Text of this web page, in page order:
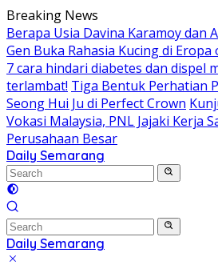
Skip
to
content
Breaking News
Berapa Usia Davina Karamoy dan
Gen Buka Rahasia Kucing di
7 cara hindari diabetes dan dispel
terlambat! Tiga Bentuk Perhatian
Seong Hui Ju di Perfect Crown
Vokasi Malaysia, PNL Jajaki Kerja
Perusahaan Besar
Daily Semarang
"Semarang
Hari
Ini:
Informasi
Terkini
untuk
Daily Semarang
"Semarang